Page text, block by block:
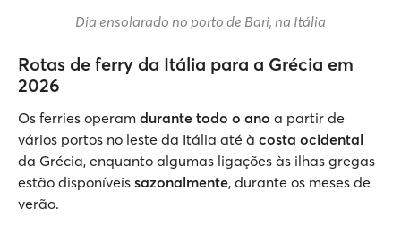
Dia ensolarado no porto de Bari, na Itália
Rotas de ferry da Itália para a Grécia em
2026
Os ferries operam durante todo o ano a partir de
vários portos no leste da Itália até à costa ocidental
da Grécia, enquanto algumas ligações às ilhas gregas
estão disponíveis sazonalmente, durante os meses de
verão.